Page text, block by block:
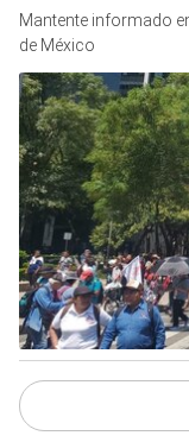
Mantente informado
de México